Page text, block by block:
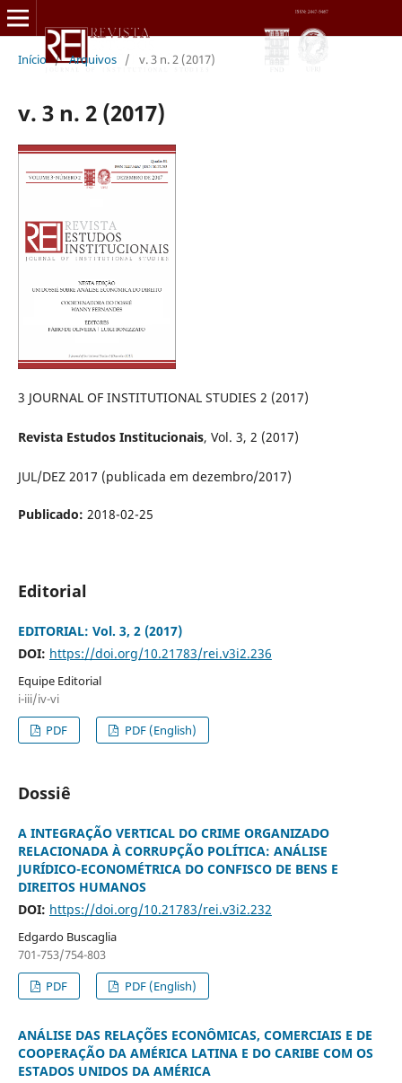
Início / Arquivos / v. 3 n. 2 (2017)
v. 3 n. 2 (2017)
3 JOURNAL OF INSTITUTIONAL STUDIES 2 (2017)
Revista Estudos Institucionais, Vol. 3, 2 (2017)
JUL/DEZ 2017 (publicada em dezembro/2017)
Publicado: 2018-02-25
Editorial
EDITORIAL: Vol. 3, 2 (2017)
DOI: https://doi.org/10.21783/rei.v3i2.236
Equipe Editorial
i-iii/iv-vi
PDF
PDF (English)
Dossiê
A INTEGRAÇÃO VERTICAL DO CRIME ORGANIZADO
RELACIONADA À CORRUPÇÃO POLÍTICA: ANÁLISE
JURÍDICO-ECONOMÉTRICA DO CONFISCO DE BENS E
DIREITOS HUMANOS
DOI: https://doi.org/10.21783/rei.v3i2.232
Edgardo Buscaglia
701-753/754-803
PDF
PDF (English)
ANÁLISE DAS RELAÇÕES ECONÔMICAS, COMERCIAIS E DE
COOPERAÇÃO DA AMÉRICA LATINA E DO CARIBE COM OS
ESTADOS UNIDOS DA AMÉRICA